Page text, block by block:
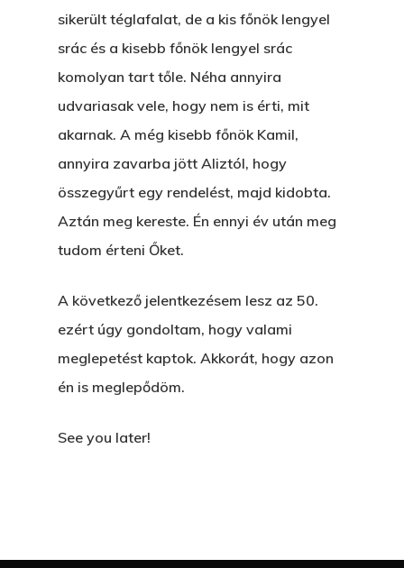
sikerült téglafalat, de a kis főnök lengyel
srác és a kisebb főnök lengyel srác
komolyan tart tőle. Néha annyira
udvariasak vele, hogy nem is érti, mit
akarnak. A még kisebb főnök Kamil,
annyira zavarba jött Aliztól, hogy
összegyűrt egy rendelést, majd kidobta.
Aztán meg kereste. Én ennyi év után meg
tudom érteni Őket.
A következő jelentkezésem lesz az 50.
ezért úgy gondoltam, hogy valami
meglepetést kaptok. Akkorát, hogy azon
én is meglepődöm.
See you later!